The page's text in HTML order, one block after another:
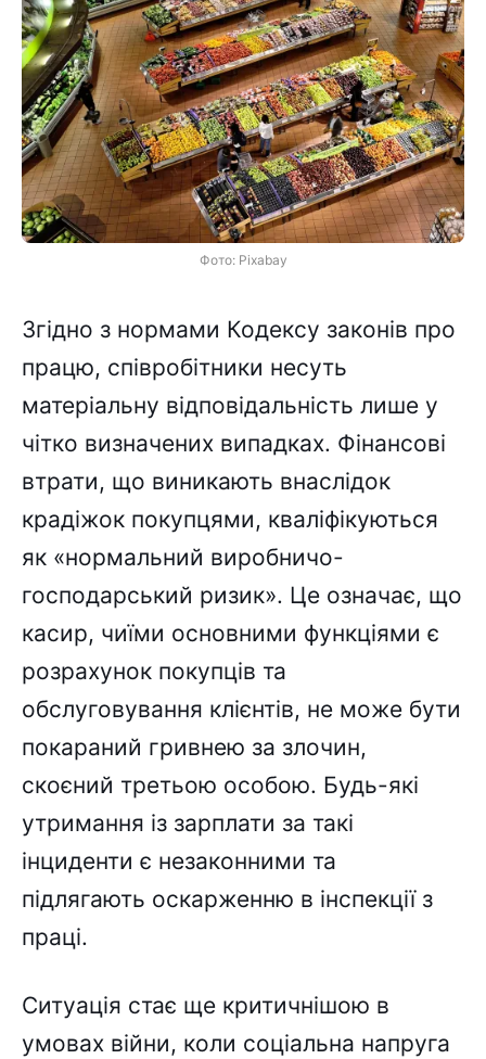
Фото: Pixabay
Згідно з нормами Кодексу законів про
працю, співробітники несуть
матеріальну відповідальність лише у
чітко визначених випадках. Фінансові
втрати, що виникають внаслідок
крадіжок покупцями, кваліфікуються
як «нормальний виробничо-
господарський ризик». Це означає, що
касир, чиїми основними функціями є
розрахунок покупців та
обслуговування клієнтів, не може бути
покараний гривнею за злочин,
скоєний третьою особою. Будь-які
утримання із зарплати за такі
інциденти є незаконними та
підлягають оскарженню в інспекції з
праці.
Ситуація стає ще критичнішою в
умовах війни, коли соціальна напруга